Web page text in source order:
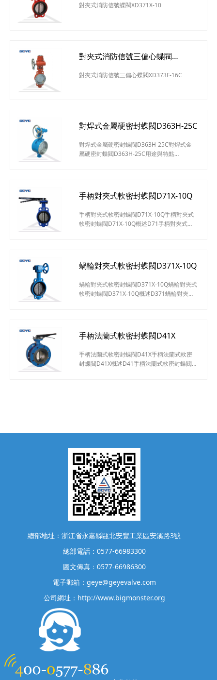
中，用來切斷和調節各種非腐蝕性和腐蝕性介
對夾式消防信號蝶閥XD371X-10
對夾式消防信號三偏心蝶閥
對夾式消防信號三偏心蝶閥XD373F-16C
對焊式金屬硬密封蝶閥D363H-25C
對焊式金屬硬密封蝶閥D363H-25C對焊式金
屬硬密封蝶閥D363H-25C用途與特點
湊、體積小、重量輕、操作靈活、使用方便采
用三維偏心彈性或多層次硬密封結構，其密封
霸包扎帶來很大方便和美觀具有耐高溫、高
壓、耐腐蝕、耐磨損
手柄對夾式軟密封蝶閥D71X-10Q
手柄對夾式軟密封蝶閥D71X-10Q手柄對夾式
軟密封蝶閥D71X-10Q概述D71手柄對夾式軟
的蝶板安裝于管道的直徑方向。在蝶閥閥體圓
柱形通道內，圓盤形蝶板繞著軸線旋轉，旋轉
全開狀態。手柄對夾式軟密封蝶閥D71X-10Q
特點小型輕便
蝸輪對夾式軟密封蝶閥D371X-10Q
蝸輪對夾式軟密封蝶閥D371X-10Q蝸輪對夾式
軟密封蝶閥D371X-10Q概述D371蝸輪對夾式
體管道上作調節流量和截流介質的作用。蝸輪
對夾式軟密封蝶閥D371X-10Q特點設計新穎、
小，操作方便，省力靈巧。可以任何位置安
裝、維修方便。密
手柄法蘭式軟密封蝶閥D41X
手柄法蘭式軟密封蝶閥D41X手柄法蘭式軟密
封蝶閥D41X概述D41手柄法蘭式軟密封蝶閥
總部地址：浙江省永嘉縣甌北安豐工業區安溪路3號
總部電話：0577-66983300
圖文傳真：0577-66986300
電子郵箱：geye@geyevalve.com
公司網址：http://www.bigmonster.org